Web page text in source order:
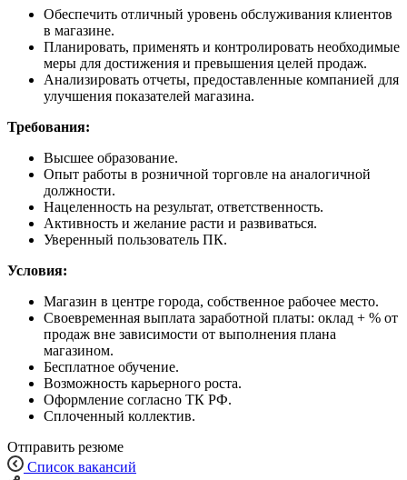
Обеспечить отличный уровень обслуживания клиентов
в магазине.
Планировать, применять и контролировать необходимые
меры для достижения и превышения целей продаж.
Анализировать отчеты, предоставленные компанией для
улучшения показателей магазина.
Требования:
Высшее образование.
Опыт работы в розничной торговле на аналогичной
должности.
Нацеленность на результат, ответственность.
Активность и желание расти и развиваться.
Уверенный пользователь ПК.
Условия:
Магазин в центре города, собственное рабочее место.
Своевременная выплата заработной платы: оклад + % от
продаж вне зависимости от выполнения плана
магазином.
Бесплатное обучение.
Возможность карьерного роста.
Оформление согласно ТК РФ.
Сплоченный коллектив.
Отправить резюме
Список вакансий